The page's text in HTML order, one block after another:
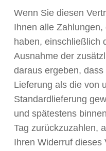
Wenn Sie diesen
Ihnen alle
haben, einschließlich
Ausnahme der
daraus ergeben,
Lieferung als die von
Standardlieferung
und spätestens
Tag zurückzuzahlen,
Ihren Widerruf dieses